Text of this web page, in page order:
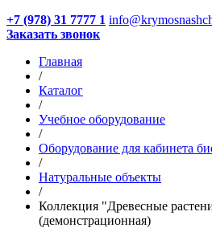
+7 (978) 31 7777 1
Заказать звонок
Главная
/
Каталог
/
Учебное оборудование
/
Оборудование для кабинета
/
Натуральные объекты
/
Коллекция "Древесные
(демонстрационная)